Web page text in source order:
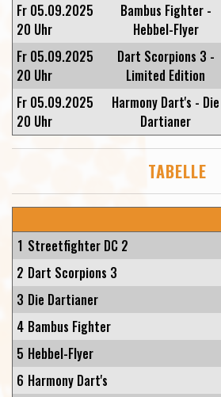
Fr 05.09.2025
20 Uhr
Bambus Fighter -
Hebbel-Flyer
Fr 05.09.2025
20 Uhr
Dart Scorpions 3 -
Limited Edition
Fr 05.09.2025
20 Uhr
Harmony Dart's - Die
Dartianer
TABELLE
1 Streetfighter DC 2
2 Dart Scorpions 3
3 Die Dartianer
4 Bambus Fighter
5 Hebbel-Flyer
6 Harmony Dart's